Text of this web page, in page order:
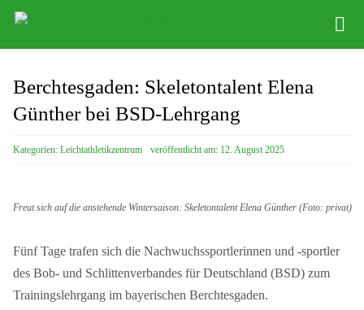
Zum
Leichathletikzentrum
Distance Team
SC DHfK
Berchtesgaden: Skeletontalent Elena
Günther bei BSD-Lehrgang
Kategorien: Leichtathletikzentrum veröffentlicht am: 12. August 2025
Freut sich auf die anstehende Wintersaison: Skeletontalent Elena Günther (Foto: privat)
Fünf Tage trafen sich die Nachwuchssportlerinnen und -sportler
des Bob- und Schlittenverbandes für Deutschland (BSD) zum
Trainingslehrgang im bayerischen Berchtesgaden.